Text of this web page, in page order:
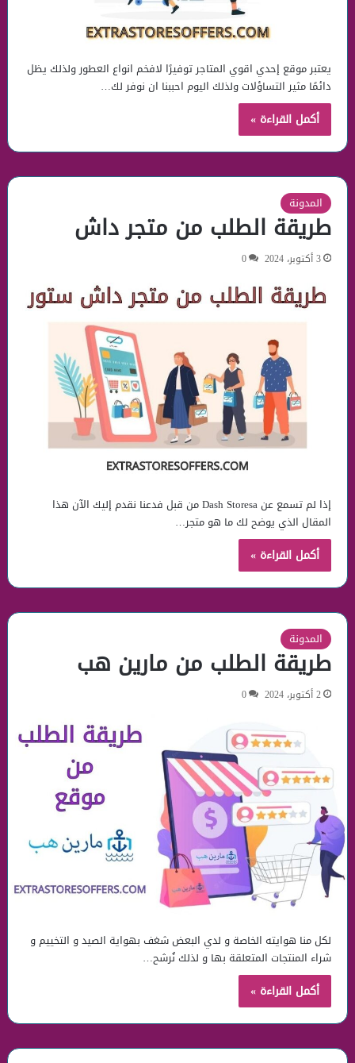
يعتبر موقع إحدي اقوي المتاجر توفيرًا لافخم انواع العطور ولذلك يظل
دائمًا مثير التساؤلات ولذلك اليوم احببنا ان نوفر لك…
أكمل القراءة »
المدونة
طريقة الطلب من متجر داش
3 أكتوبر، 2024 0
إذا لم تسمع عن Dash Storesa من قبل فدعنا نقدم إليك الآن هذا
المقال الذي يوضح لك ما هو متجر…
أكمل القراءة »
المدونة
طريقة الطلب من مارين هب
2 أكتوبر، 2024 0
لكل منا هوايته الخاصة و لدي البعض شغف بهواية الصيد و التخييم و
شراء المنتجات المتعلقة بها و لذلك نُرشح…
أكمل القراءة »